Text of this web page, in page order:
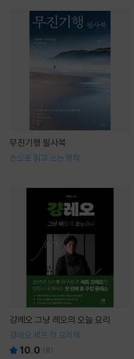
무진기행 필사북
손으로 읽고 쓰는 명작
걍레오 그냥 레오의 오늘 요리
강레오 셰프 첫 요리책
10.0 (8)